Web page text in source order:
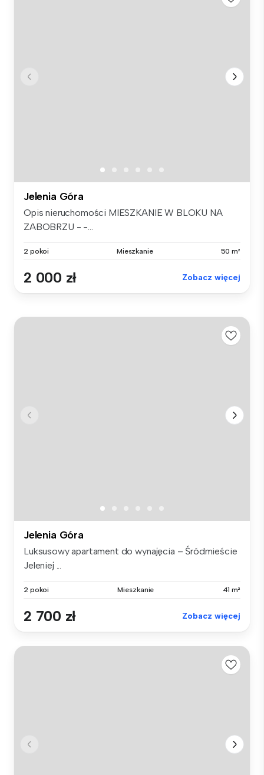
Jelenia Góra
Opis nieruchomości MIESZKANIE W BLOKU NA
ZABOBRZU - -...
2 pokoi Mieszkanie 50 m²
2 000 zł Zobacz więcej
Jelenia Góra
Luksusowy apartament do wynajęcia – Śródmieście
Jeleniej ...
2 pokoi Mieszkanie 41 m²
2 700 zł Zobacz więcej